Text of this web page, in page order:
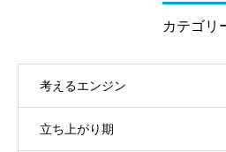
カテゴリ
考えるエンジン
立ち上がり期